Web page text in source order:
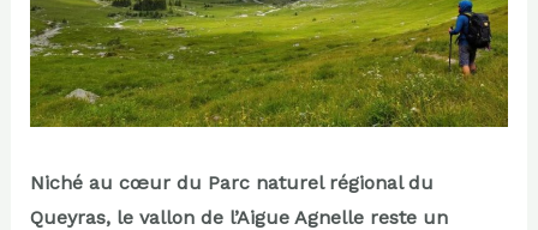
Niché au cœur du Parc naturel régional du
Queyras, le vallon de l’Aigue Agnelle reste un